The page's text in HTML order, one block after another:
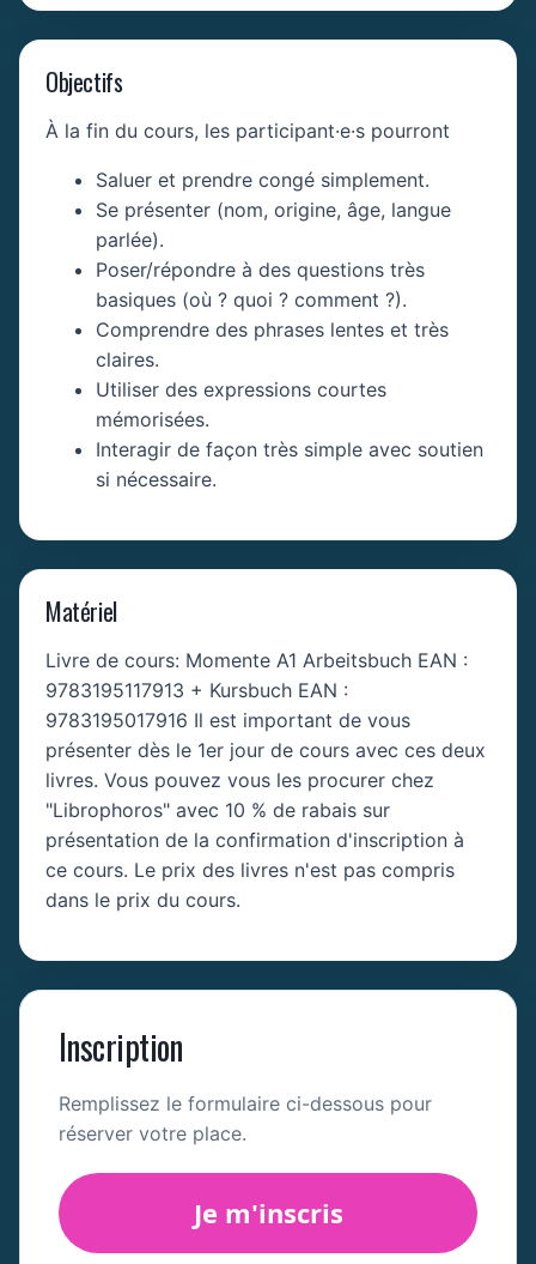
Objectifs
À la fin du cours, les participant·e·s pourront
Saluer et prendre congé simplement.
Se présenter (nom, origine, âge, langue
parlée).
Poser/répondre à des questions très
basiques (où ? quoi ? comment ?).
Comprendre des phrases lentes et très
claires.
Utiliser des expressions courtes
mémorisées.
Interagir de façon très simple avec soutien
si nécessaire.
Matériel
Livre de cours: Momente A1 Arbeitsbuch EAN :
9783195117913 + Kursbuch EAN :
9783195017916 Il est important de vous
présenter dès le 1er jour de cours avec ces deux
livres. Vous pouvez vous les procurer chez
"Librophoros" avec 10 % de rabais sur
présentation de la confirmation d'inscription à
ce cours. Le prix des livres n'est pas compris
dans le prix du cours.
Inscription
Remplissez le formulaire ci-dessous pour
réserver votre place.
Je m'inscris